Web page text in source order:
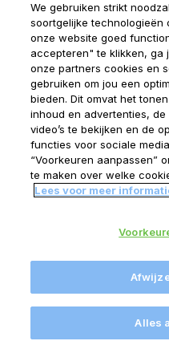
Facebook
Disclaimer
Algemene voorwaarden
Privacy verklaring
Cookie verklaring
Melkweb
Horizon
Finder
Cookie settings
We gebruiken strikt
soortgelijke technologieën
onze website goed
accepteren" te klikken, ga
onze partners cookies en
gebruiken om jou een
bieden. Dit omvat het
inhoud en advertenties,
video’s te bekijken en de
functies voor sociale
“Voorkeuren aanpassen”
te maken over welke
Lees voor meer
Alles